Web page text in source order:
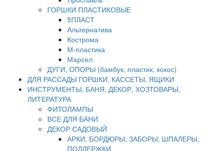
ГОРШКИ ПЛАСТИКОВЫЕ
5ПЛАСТ
Альтернатива
Кострома
М-пластика
Марсел
ДУГИ, ОПОРЫ (бамбук, пластик, кокос)
ДЛЯ РАССАДЫ ГОРШКИ, КАССЕТЫ, ЯЩИКИ
ИНСТРУМЕНТЫ, БАНЯ, ДЕКОР, ХОЗТОВАРЫ,
ЛИТЕРАТУРА
ФИТОЛАМПЫ
ВСЕ ДЛЯ БАНИ
ДЕКОР САДОВЫЙ
АРКИ, БОРДЮРЫ, ЗАБОРЫ, ШПАЛЕРЫ,
ПОДДЕРЖКИ